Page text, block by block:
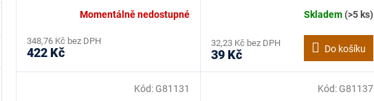
Momentálně nedostupné
348,76 Kč bez DPH
422 Kč
Skladem(>5 ks)
32,23 Kč bez DPH
39 Kč Do košíku
Kód: G81131 Kód: G81137